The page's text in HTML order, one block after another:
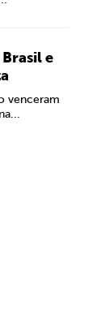
e
venceram